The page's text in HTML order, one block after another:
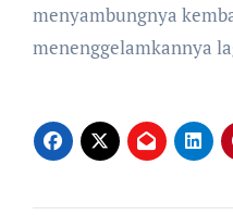
menyambungnya
menenggelamkannya